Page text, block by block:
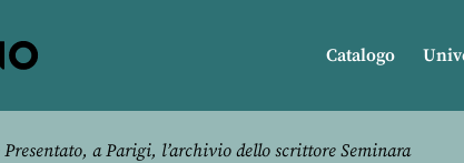
Catalogo
a Parigi, l’archivio dello scrittore Seminara